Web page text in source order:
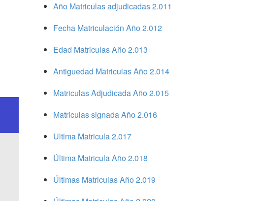
Año Matriculas adjudicadas 2.011
Fecha Matriculación Año 2.012
Edad Matriculas Año 2.013
Antiguedad Matriculas Año 2.014
Matriculas Adjudicada Año 2.015
Matriculas signada Año 2.016
Ultima Matricula 2.017
Última Matricula Año 2.018
Últimas Matriculas Año 2.019